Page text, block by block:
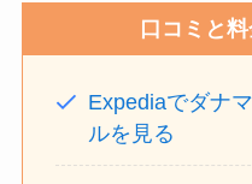
口コミと
Expediaでダナ
ルを見る